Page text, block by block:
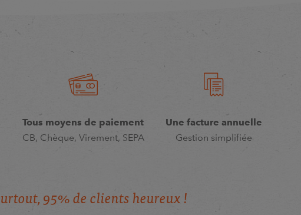
Tous moyens de paiement
CB, Chèque, Virement, SEPA
Une facture annuelle
Gestion simplifiée
urtout, 95% de clients heureux !